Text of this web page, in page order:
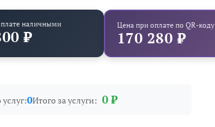
наличными
₽
Цена при оплате по QR-коду
170 280 ₽
0Итого за услуги: 0 ₽